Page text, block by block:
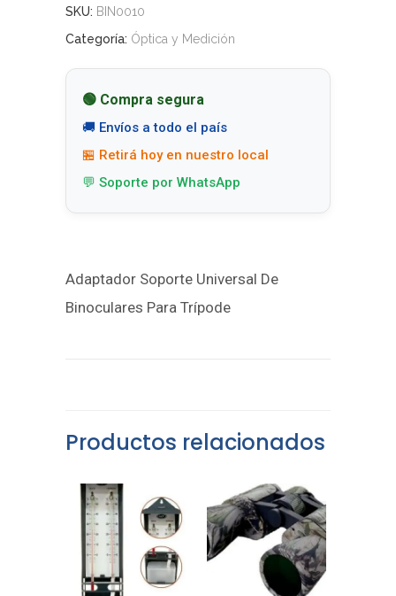
SKU: BIN0010
Categoría: Óptica y Medición
🟢 Compra segura
🚚 Envíos a todo el país
🏪 Retirá hoy en nuestro local
💬 Soporte por WhatsApp
Adaptador Soporte Universal De
Binoculares Para Trípode
Productos relacionados